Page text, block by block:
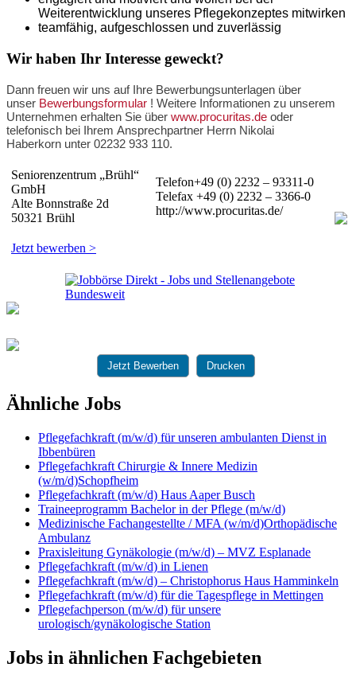
Weiterentwicklung unseres Pflegekonzeptes mitwirken
teamfähig, aufgeschlossen und zuverlässig
Wir haben Ihr Interesse geweckt?
Dann freuen wir uns auf Ihre Bewerbungsunterlagen über
unser Bewerbungsformular ! Weitere Informationen zu unserem
Unternehmen erhalten Sie über www.procuritas.de oder
telefonisch bei Ihrem Ansprechpartner Herrn Nikolai
Haberkorn unter 02232 933 110.
Seniorenzentrum „Brühl“
GmbH
Alte Bonnstraße 2d
50321 Brühl
Telefon+49 (0) 2232 – 93311-0
Telefax +49 (0) 2232 – 3366-0
http://www.procuritas.de/
Jetzt bewerben >
Jetzt Bewerben Drucken
Ähnliche Jobs
Pflegefachkraft (m/w/d) für unseren ambulanten Dienst in
Ibbenbüren
Pflegefachkraft Chirurgie & Innere Medizin
(w/m/d)Schopfheim
Pflegefachkraft (m/w/d) Haus Aaper Busch
Traineeprogramm Bachelor in der Pflege (m/w/d)
Medizinische Fachangestellte / MFA (w/m/d)Orthopädische
Ambulanz
Praxisleitung Gynäkologie (m/w/d) – MVZ Esplanade
Pflegefachkraft (m/w/d) in Lienen
Pflegefachkraft (m/w/d) – Christophorus Haus Hamminkeln
Pflegefachkraft (m/w/d) für die Tagespflege in Mettingen
Pflegefachperson (m/w/d) für unsere
urologisch/gynäkologische Station
Jobs in ähnlichen Fachgebieten